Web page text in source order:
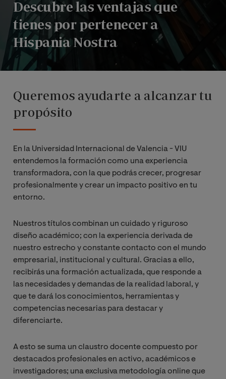
Descubre las ventajas que
tienes por pertenecer a
Hispania Nostra
Queremos ayudarte a alcanzar tu
propósito
En la Universidad Internacional de Valencia - VIU
entendemos la formación como una experiencia
transformadora, con la que podrás crecer, progresar
profesionalmente y crear un impacto positivo en tu
entorno.
Nuestros títulos combinan un cuidado y riguroso
diseño académico; con la experiencia derivada de
nuestro estrecho y constante contacto con el mundo
empresarial, institucional y cultural. Gracias a ello,
recibirás una formación actualizada, que responde a
las necesidades y demandas de la realidad laboral, y
que te dará los conocimientos, herramientas y
competencias necesarias para destacar y
diferenciarte.
A esto se suma un claustro docente compuesto por
destacados profesionales en activo, académicos e
investigadores; una exclusiva metodología online que